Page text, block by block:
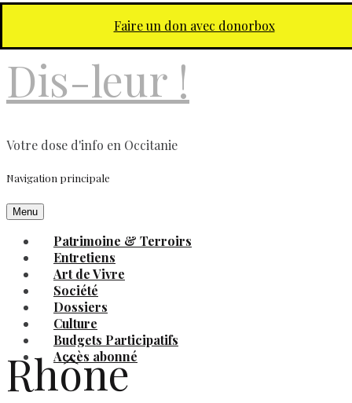
Dis-leur !
Votre dose d'info en Occitanie
Navigation principale
Menu
Patrimoine & Terroirs
Entretiens
Art de Vivre
Société
Dossiers
Culture
Budgets Participatifs
Accès abonné
Rhône
Faire un don avec donorbox